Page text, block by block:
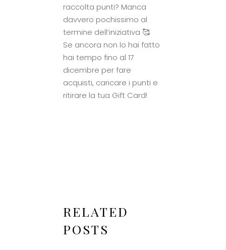
raccolta punti? Manca
davvero pochissimo al
termine dell’iniziativa 🥰
Se ancora non lo hai fatto
hai tempo fino al 17
dicembre per fare
acquisti, caricare i punti e
ritirare la tua Gift Card!
RELATED
POSTS